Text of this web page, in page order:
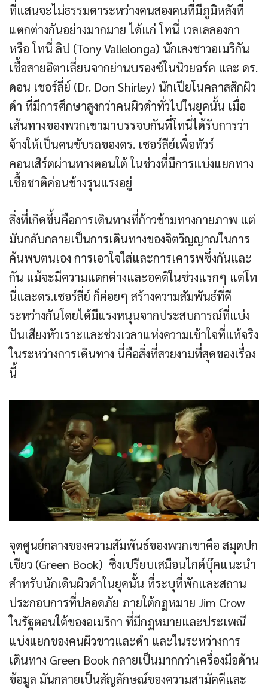
ที่แสนจะไม่ธรรมดาระหว่างคนสองคนที่มีภูมิหลังที่
แตกต่างกันอย่างมากมาย ได้แก่ โทนี่ เวลเลลองกา
หรือ โทนี่ ลิป (Tony Vallelonga) นักเลงชาวอเมริกัน
เชื้อสายอิตาเลี่ยนจากย่านบรองซ์ในนิวยอร์ค และ ดร.
ดอน เชอร์ลี่ย์ (Dr. Don Shirley) นักเปียโนคลาสสิกผิว
ดำ ที่มีการศึกษาสูงกว่าคนผิวดำทั่วไปในยุคนั้น เมื่อ
เส้นทางของพวกเขามาบรรจบกันที่โทนี่ได้รับการว่า
จ้างให้เป็นคนขับรถของดร. เชอร์ลีย์เพื่อทัวร์
คอนเสิร์ตผ่านทางตอนใต้ ในช่วงที่มีการแบ่งแยกทาง
เชื้อชาติค่อนข้างรุนแรงอยู่
สิ่งที่เกิดขึ้นคือการเดินทางที่ก้าวข้ามทางกายภาพ แต่
มันกลับกลายเป็นการเดินทางของจิตวิญญาณในการ
ค้นพบตนเอง การเอาใจใส่และการเคารพซึ่งกันและ
กัน แม้จะมีความแตกต่างและอคติในช่วงแรกๆ แต่โท
นี่และดร.เชอร์ลี่ย์ ก็ค่อยๆ สร้างความสัมพันธ์ที่ดี
ระหว่างกันโดยได้มีแรงหนุนจากประสบการณ์ที่แบ่ง
ปันเสียงหัวเราะและช่วงเวลาแห่งความเข้าใจที่แท้จริง
ในระหว่างการเดินทาง นี่คือสิ่งที่สวยงามที่สุดของเรื่อง
นี้
จุดศูนย์กลางของความสัมพันธ์ของพวกเขาคือ สมุดปก
เขียว (Green Book) ซึ่งเปรียบเสมือนไกด์บุ๊คแนะนำ
สำหรับนักเดินผิวดำในยุคนั้น ที่ระบุที่พักและสถาน
ประกอบการที่ปลอดภัย ภายใต้กฏหมาย Jim Crow
ในรัฐตอนใต้ของอเมริกา ที่มีกฏหมายและประเพณี
แบ่งแยกของคนผิวขาวและดำ และในระหว่างการ
เดินทาง Green Book กลายเป็นมากกว่าเครื่องมือด้าน
ข้อมูล มันกลายเป็นสัญลักษณ์ของความสามัคคีและ